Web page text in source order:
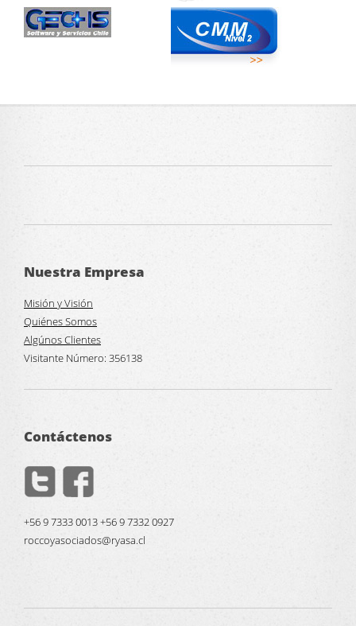
Nuestra Empresa
Misión y Visión
Quiénes Somos
Algúnos Clientes
Visitante Número: 356138
Contáctenos
+56 9 7333 0013 +56 9 7332 0927
roccoyasociados@ryasa.cl